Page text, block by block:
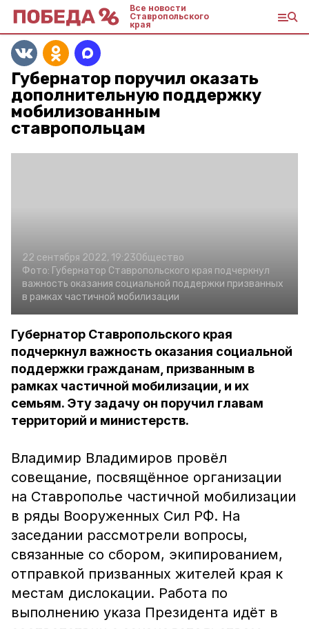
Все новости
Ставропольского
края
Губернатор поручил оказать
дополнительную поддержку
мобилизованным
ставропольцам
22 сентября 2022, 19:23Общество
Фото: Губернатор Ставропольского края подчеркнул
важность оказания социальной поддержки призванных
в рамках частичной мобилизации
Губернатор Ставропольского края
подчеркнул важность оказания социальной
поддержки гражданам, призванным в
рамках частичной мобилизации, и их
семьям. Эту задачу он поручил главам
территорий и министерств.
Владимир Владимиров провёл
совещание, посвящённое организации
на Ставрополье частичной мобилизации
в ряды Вооруженных Сил РФ. На
заседании рассмотрели вопросы,
связанные со сбором, экипированием,
отправкой призванных жителей края к
местам дислокации. Работа по
выполнению указа Президента идёт в